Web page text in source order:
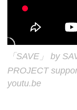
「SAVE」 by
PROJECT
youtu.be